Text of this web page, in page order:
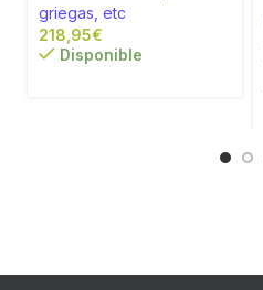
griegas, etc
€
Disponible